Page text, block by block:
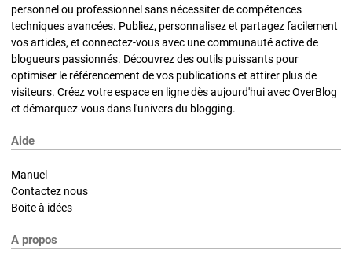
personnel ou professionnel sans nécessiter de compétences
techniques avancées. Publiez, personnalisez et partagez facilement
vos articles, et connectez-vous avec une communauté active de
blogueurs passionnés. Découvrez des outils puissants pour
optimiser le référencement de vos publications et attirer plus de
visiteurs. Créez votre espace en ligne dès aujourd'hui avec OverBlog
et démarquez-vous dans l'univers du blogging.
Aide
Manuel
Contactez nous
Boite à idées
A propos